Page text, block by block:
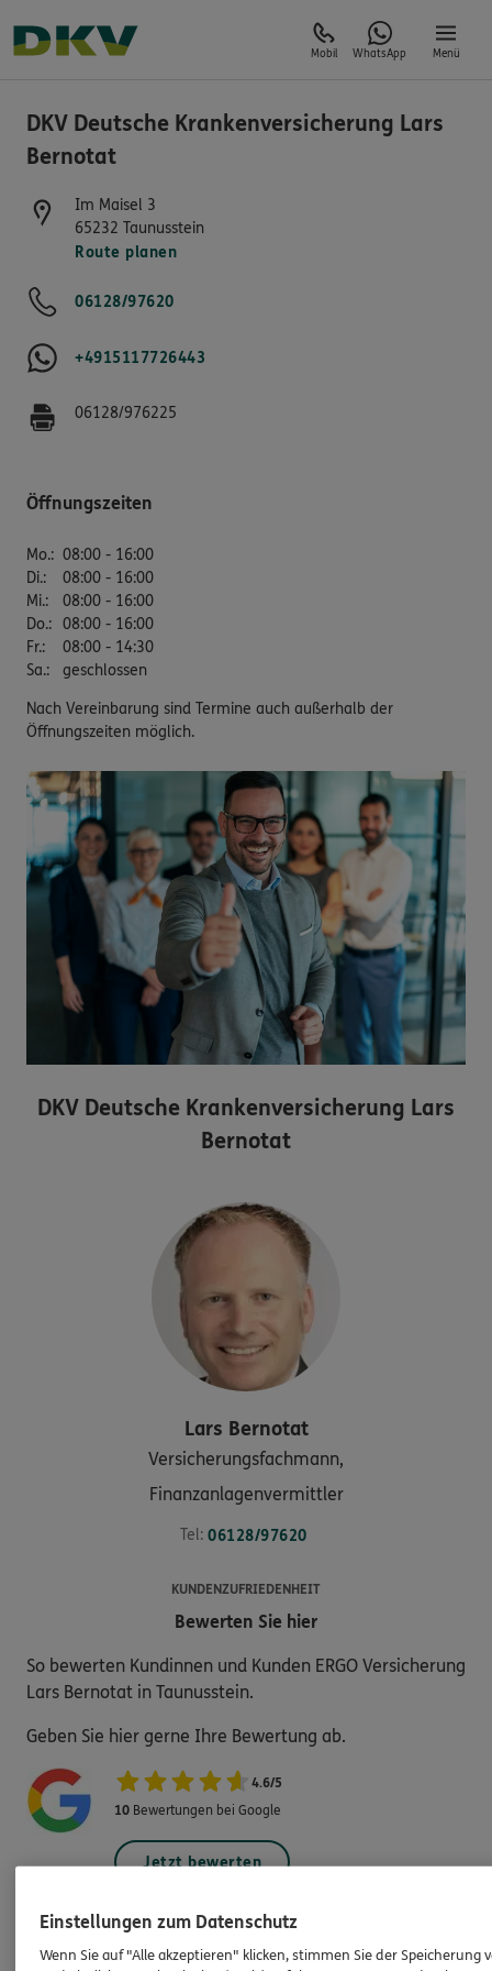
Mobil WhatsApp Menü
DKV Deutsche Krankenversicherung Lars
Bernotat
Im Maisel 3
65232 Taunusstein
Route planen
06128/97620
+4915117726443
06128/976225
Öffnungszeiten
Mo.: 08:00 - 16:00
Di.:
08:00 - 16:00
Mi.:
08:00 - 16:00
Do.: 08:00 - 16:00
Fr.:
08:00 - 14:30
Sa.: geschlossen
Nach Vereinbarung sind Termine auch außerhalb der
Öffnungszeiten möglich.
DKV Deutsche Krankenversicherung Lars
Bernotat
Lars Bernotat
Versicherungsfachmann,
Finanzanlagenvermittler
Tel: 06128/97620
KUNDENZUFRIEDENHEIT
Bewerten Sie hier
So bewerten Kundinnen und Kunden ERGO Versicherung
Lars Bernotat in Taunusstein.
Geben Sie hier gerne Ihre Bewertung ab.
4.6/5
10 Bewertungen bei Google
Jetzt bewerten
Einstellungen zum Datenschutz
Wenn Sie auf "Alle akzeptieren" klicken, stimmen Sie der Speicherung